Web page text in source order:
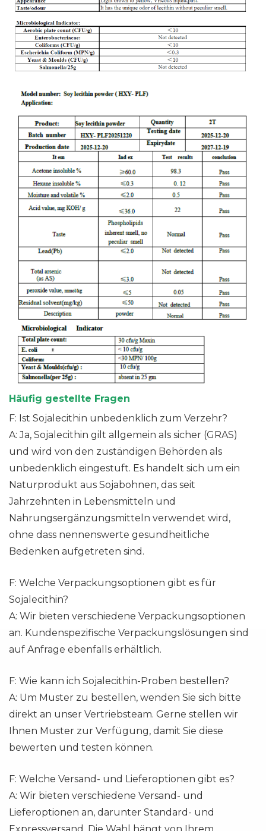
Häufig gestellte Fragen
F: Ist Sojalecithin unbedenklich zum Verzehr?
A: Ja, Sojalecithin gilt allgemein als sicher (GRAS)
und wird von den zuständigen Behörden als
unbedenklich eingestuft. Es handelt sich um ein
Naturprodukt aus Sojabohnen, das seit
Jahrzehnten in Lebensmitteln und
Nahrungsergänzungsmitteln verwendet wird,
ohne dass nennenswerte gesundheitliche
Bedenken aufgetreten sind.
F: Welche Verpackungsoptionen gibt es für
Sojalecithin?
A: Wir bieten verschiedene Verpackungsoptionen
an. Kundenspezifische Verpackungslösungen sind
auf Anfrage ebenfalls erhältlich.
F: Wie kann ich Sojalecithin-Proben bestellen?
A: Um Muster zu bestellen, wenden Sie sich bitte
direkt an unser Vertriebsteam. Gerne stellen wir
Ihnen Muster zur Verfügung, damit Sie diese
bewerten und testen können.
F: Welche Versand- und Lieferoptionen gibt es?
A: Wir bieten verschiedene Versand- und
Lieferoptionen an, darunter Standard- und